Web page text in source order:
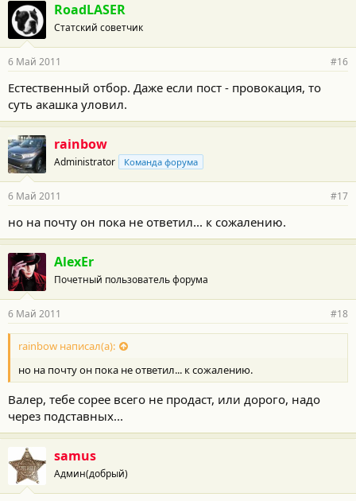
RoadLASER
Статский советчик
6 Май 2011 #16
Естественный отбор. Даже если пост - провокация, то
суть акашка уловил.
rainbow
Administrator Команда форума
6 Май 2011 #17
но на почту он пока не ответил... к сожалению.
AlexEr
Почетный пользователь форума
6 Май 2011 #18
rainbow написал(а):
но на почту он пока не ответил... к сожалению.
Валер, тебе сорее всего не продаст, или дорого, надо
через подставных...
samus
Админ(добрый)